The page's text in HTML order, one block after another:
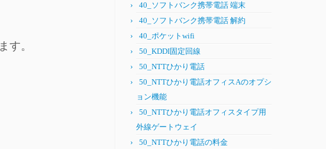
す。
40_ソフトバンク携帯電話 端末
40_ソフトバンク携帯電話 解約
40_ポケットwifi
50_KDDI固定回線
50_NTTひかり電話
50_NTTひかり電話オフィスAのオプシ
ョン機能
50_NTTひかり電話オフィスタイプ用
外線ゲートウェイ
50_NTTひかり電話の料金